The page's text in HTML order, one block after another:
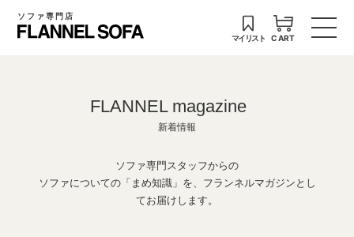
ソファ専門店
マイリスト CART
FLANNEL magazine
新着情報
ソファ専門スタッフからの
ソファについての「まめ知識」を、フランネルマガジンとし
てお届けします。